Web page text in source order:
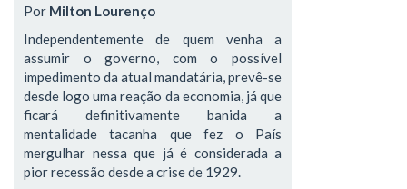
Por Milton Lourenço
Independentemente de quem venha a
assumir o governo, com o possível
impedimento da atual mandatária, prevê-se
desde logo uma reação da economia, já que
ficará definitivamente banida a
mentalidade tacanha que fez o País
mergulhar nessa que já é considerada a
pior recessão desde a crise de 1929.